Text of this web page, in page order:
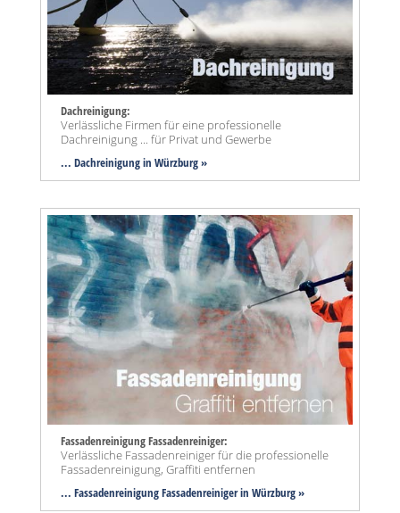
Dachreinigung:
Verlässliche Firmen für eine professionelle
Dachreinigung ... für Privat und Gewerbe
... Dachreinigung in Würzburg »
Fassadenreinigung Fassadenreiniger:
Verlässliche Fassadenreiniger für die professionelle
Fassadenreinigung, Graffiti entfernen
... Fassadenreinigung Fassadenreiniger in Würzburg »